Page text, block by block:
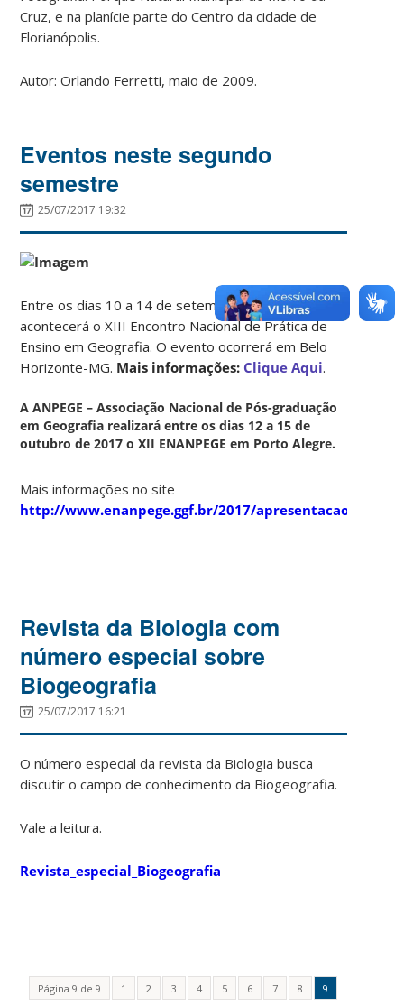
Cruz, e na planície parte do Centro da cidade de
Florianópolis.
Autor: Orlando Ferretti, maio de 2009.
Eventos neste segundo
semestre
25/07/2017 19:32
Entre os dias 10 a 14 de setembro de 2017
acontecerá o XIII Encontro Nacional de Prática de
Ensino em Geografia. O evento ocorrerá em Belo
Horizonte-MG. Mais informações: Clique Aqui.
A ANPEGE – Associação Nacional de Pós-graduação
em Geografia realizará entre os dias 12 a 15 de
outubro de 2017 o XII ENANPEGE em Porto Alegre.
Mais informações no site
http://www.enanpege.ggf.br/2017/apresentacao.php
Revista da Biologia com
número especial sobre
Biogeografia
25/07/2017 16:21
O número especial da revista da Biologia busca
discutir o campo de conhecimento da Biogeografia.
Vale a leitura.
Revista_especial_Biogeografia
Página 9 de 9 1 2 3 4 5 6 7 8 9